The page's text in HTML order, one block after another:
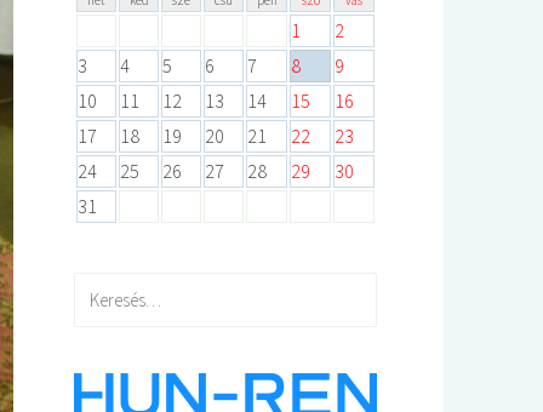
1
2
3
4 5 6 7 8
9
10
11 12 13 14 15
16
17
18 19 20 21 22
23
24
25 26 27 28 29
30
31